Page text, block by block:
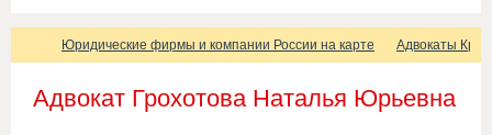
Юридические фирмы и компании России на карте Адвокаты
Адвокат Грохотова Наталья Юрьевна